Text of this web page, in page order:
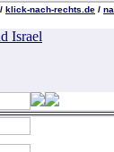
klick-nach-rechts.de /